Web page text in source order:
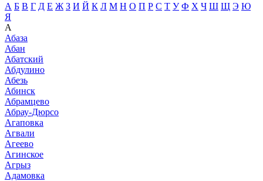
А Б В Г Д Е Ж З И Й К Л М Н О П Р С Т У Ф Х Ч Ш Щ Э Ю
Я
А
Абаза
Абан
Абатский
Абдулино
Абезь
Абинск
Абрамцево
Абрау-Дюрсо
Агаповка
Агвали
Агеево
Агинское
Агрыз
Адамовка